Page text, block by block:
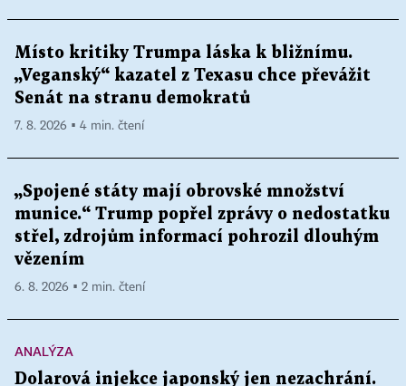
Místo kritiky Trumpa láska k bližnímu.
„Veganský“ kazatel z Texasu chce převážit
Senát na stranu demokratů
7. 8. 2026 ▪ 4 min. čtení
„Spojené státy mají obrovské množství
munice.“ Trump popřel zprávy o nedostatku
střel, zdrojům informací pohrozil dlouhým
vězením
6. 8. 2026 ▪ 2 min. čtení
ANALÝZA
Dolarová injekce japonský jen nezachrání.